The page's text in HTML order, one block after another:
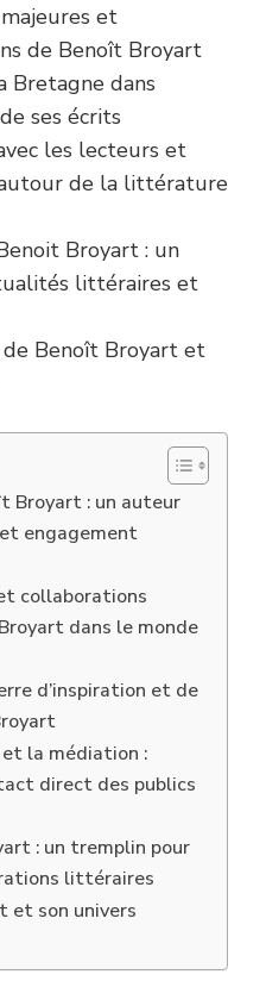
et
de Benoît Broyart
Bretagne dans
ses écrits
les lecteurs et
de la littérature
Broyart : un
littéraires et
Benoît Broyart et
Broyart : un auteur
engagement
collaborations
dans le monde
d’inspiration et de
la médiation :
direct des publics
: un tremplin pour
littéraires
et son univers